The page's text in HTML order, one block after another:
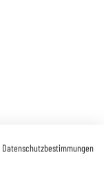
Datenschutzbestimmungen